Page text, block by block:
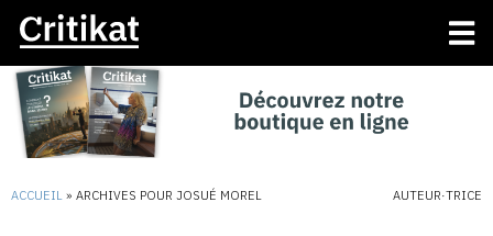
ACCUEIL » ARCHIVES POUR JOSUÉ MOREL AUTEUR·TRICE